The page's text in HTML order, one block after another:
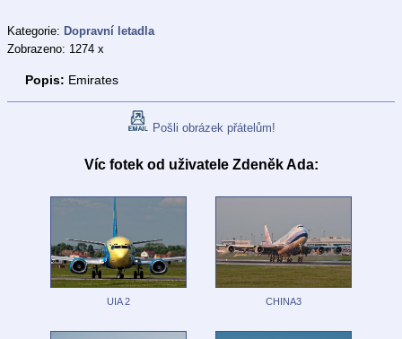
Kategorie: Dopravní letadla
Zobrazeno: 1274 x
Popis: Emirates
Pošli obrázek přátelům!
Víc fotek od uživatele Zdeněk Ada:
UIA 2 CHINA3